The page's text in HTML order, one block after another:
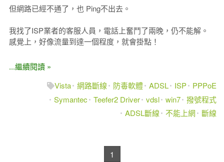
但網路已經不通了，也 Ping不出去。
我找了ISP業者的客服人員，電話上奮鬥了兩晚，仍不能解。
感覺上，好像流量到達一個程度，就會掛點！
...繼續閱讀 »
Vista 網路斷線 防毒軟體 ADSL ISP
PPPoE
Symantec
Teefer2 Driver vdsl win7 撥號程式
ADSL斷線
不能上網 斷線
1